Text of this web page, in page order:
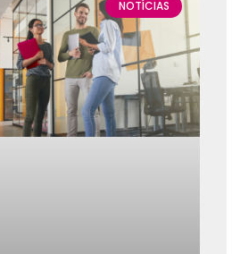
NOTÍCIAS